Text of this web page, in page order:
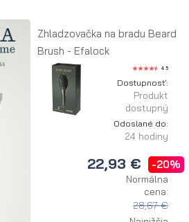
Zhladzovačka na bradu Beard
Brush - Efalock
4.5
Dostupnosť:
Produkt
dostupný
Odoslané do:
24 hodiny
22,93 € -20%
Normálna
cena:
28,67 €